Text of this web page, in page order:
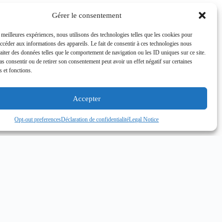
Gérer le consentement
expériences, nous utilisons des technologies telles que les cookies pour
aux informations des appareils. Le fait de consentir à ces technologies nous
des données telles que le comportement de navigation ou les ID uniques sur ce site.
consentir ou de retirer son consentement peut avoir un effet négatif sur certaines
et fonctions.
Accepter
Opt-out preferencesDéclaration de confidentialitéLegal Notice